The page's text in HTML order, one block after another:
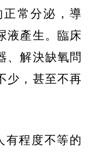
正常分泌，導
液產生。臨床
、解決缺氧問
少，甚至不再
有程度不等的